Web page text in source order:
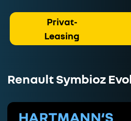
Privat-
Leasing
Renault Symbioz